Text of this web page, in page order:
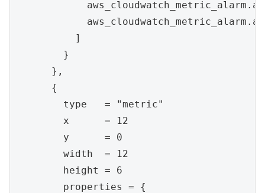
          ]
        }
      },
      {
        type   = "metric"
        x      = 12
        y      = 0
        width  = 12
        height = 6
        properties = {